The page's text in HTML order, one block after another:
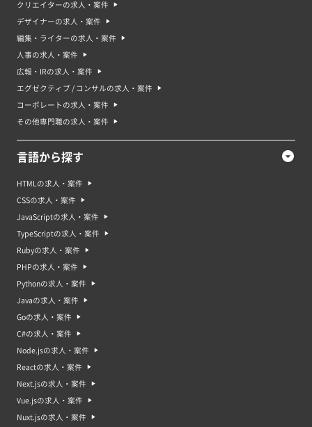
クリエイターの求人・案件
デザイナーの求人・案件
編集・ライターの求人・案件
人事の求人・案件
広報・IRの求人・案件
エグゼクティブ / コンサルの求人・案件
コーポレートの求人・案件
その他専門職の求人・案件
言語から探す
HTMLの求人・案件
CSSの求人・案件
JavaScriptの求人・案件
TypeScriptの求人・案件
Rubyの求人・案件
PHPの求人・案件
Pythonの求人・案件
Javaの求人・案件
Goの求人・案件
C#の求人・案件
Node.jsの求人・案件
Reactの求人・案件
Next.jsの求人・案件
Vue.jsの求人・案件
Nuxt.jsの求人・案件